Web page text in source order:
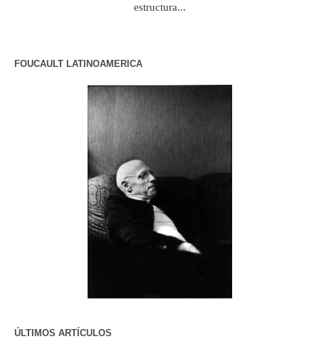
estructura...
FOUCAULT LATINOAMERICA
ÚLTIMOS ARTÍCULOS